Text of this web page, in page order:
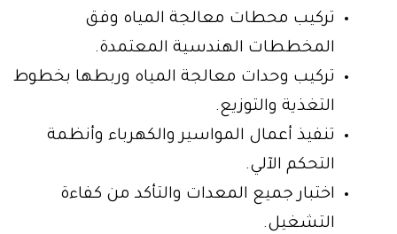
تركيب محطات معالجة المياه وفق
المخططات الهندسية المعتمدة.
تركيب وحدات معالجة المياه وربطها بخطوط
التغذية والتوزيع.
تنفيذ أعمال المواسير والكهرباء وأنظمة
التحكم الآلي.
اختبار جميع المعدات والتأكد من كفاءة
التشغيل.